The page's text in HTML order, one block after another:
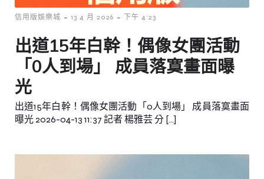
信用版娛樂城 - 13 4 月 2026 - 下午 4:23
出道15年白幹！偶像女團活動
「0人到場」 成員落寞畫面曝
光
出道15年白幹！偶像女團活動「0人到場」 成員落寞畫面
曝光 2026-04-13 11:37 記者 楊雅芸 分 […]